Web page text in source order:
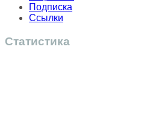
Подписка
Ссылки
Статистика